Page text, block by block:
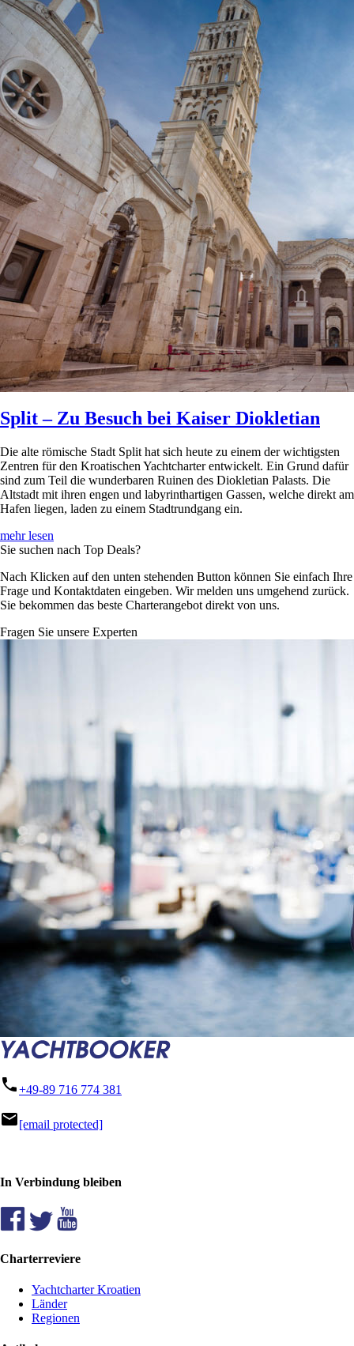
Split – Zu Besuch bei Kaiser Diokletian
Die alte römische Stadt Split hat sich heute zu einem der wichtigsten
Zentren für den Kroatischen Yachtcharter entwickelt. Ein Grund dafür
sind zum Teil die wunderbaren Ruinen des Diokletian Palasts. Die
Altstadt mit ihren engen und labyrinthartigen Gassen, welche direkt am
Hafen liegen, laden zu einem Stadtrundgang ein.
mehr lesen
Sie suchen nach Top Deals?
Nach Klicken auf den unten stehenden Button können Sie einfach Ihre
Frage und Kontaktdaten eingeben. Wir melden uns umgehend zurück.
Sie bekommen das beste Charterangebot direkt von uns.
Fragen Sie unsere Experten
phone+49-89 716 774 381
mail[email protected]
In Verbindung bleiben
Charterreviere
Yachtcharter Kroatien
Länder
Regionen